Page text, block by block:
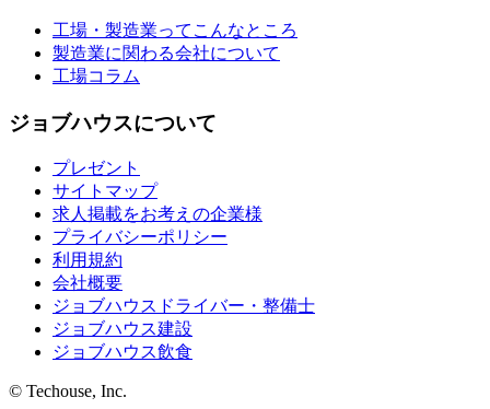
工場・製造業ってこんなところ
製造業に関わる会社について
工場コラム
ジョブハウスについて
プレゼント
サイトマップ
求人掲載をお考えの企業様
プライバシーポリシー
利用規約
会社概要
ジョブハウスドライバー・整備士
ジョブハウス建設
ジョブハウス飲食
© Techouse, Inc.